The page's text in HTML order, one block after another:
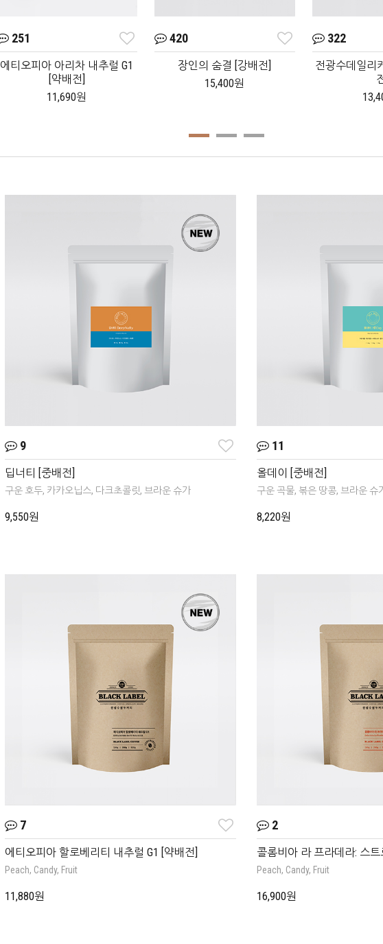
251
에티오피아 아리차 내추럴 G1
[약배전]
11,690원
420
장인의 숨결 [강배전]
15,400원
322
전광수데일리
9
딥너티 [중배전]
구운 호두, 카카오닙스, 다크초콜릿, 브라운 슈가
9,550원
11
올데이 [중배전]
구운 곡물, 볶은 땅콩, 브라운 슈
8,220원
7
에티오피아 할로베리티 내추럴 G1 [약배전]
Peach, Candy, Fruit
11,880원
2
콜롬비아 라 프라데라: 스
Peach, Candy, Fruit
16,900원